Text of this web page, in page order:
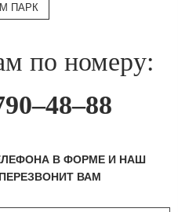
ПАРК
по номеру:
В ФОРМЕ И НАШ
ВАМ